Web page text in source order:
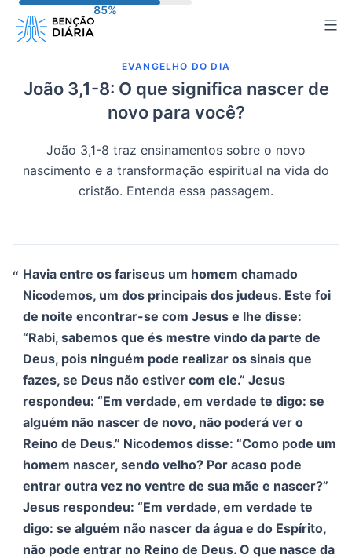
para
conteúdo
EVANGELHO DO DIA
João 3,1-8: O que significa nascer de
novo para você?
João 3,1-8 traz ensinamentos sobre o novo
nascimento e a transformação espiritual na vida do
cristão. Entenda essa passagem.
Havia entre os fariseus um homem chamado
Nicodemos, um dos principais dos judeus. Este foi
de noite encontrar-se com Jesus e lhe disse:
“Rabi, sabemos que és mestre vindo da parte de
Deus, pois ninguém pode realizar os sinais que
fazes, se Deus não estiver com ele.” Jesus
respondeu: “Em verdade, em verdade te digo: se
alguém não nascer de novo, não poderá ver o
Reino de Deus.” Nicodemos disse: “Como pode um
homem nascer, sendo velho? Por acaso pode
entrar outra vez no ventre de sua mãe e nascer?”
Jesus respondeu: “Em verdade, em verdade te
digo: se alguém não nascer da água e do Espírito,
não pode entrar no Reino de Deus. O que nasce da